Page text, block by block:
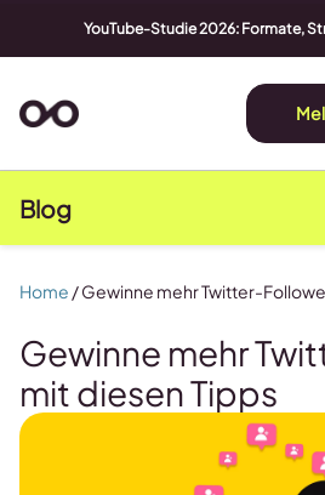
YouTube-Studie 2026: Formate,
Blog
Gewinne mehr
mit diesen Tipps
Home /Gewinne mehr Twitter-